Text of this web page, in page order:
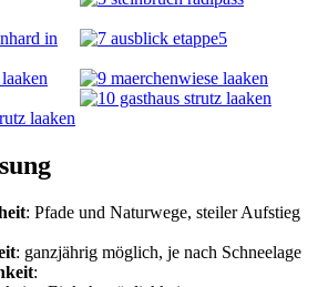
: Pfade und Naturwege, steiler Aufstieg
: ganzjährig möglich, je nach Schneelage
: